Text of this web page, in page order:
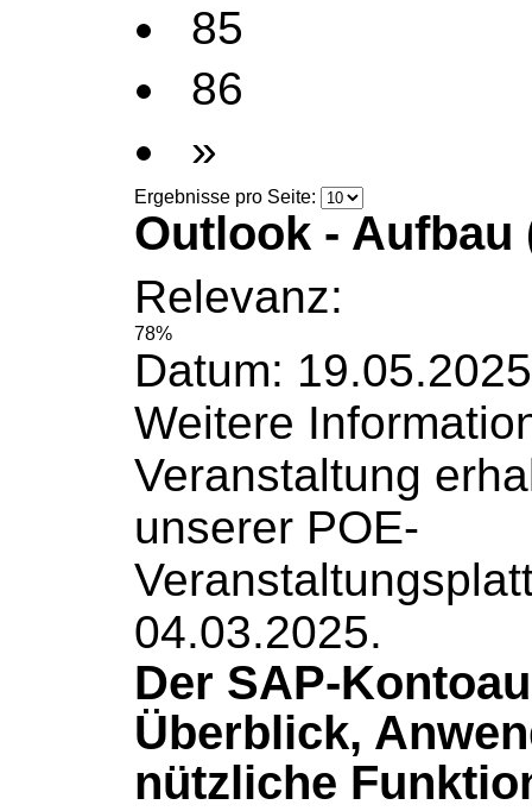
85
86
»
Ergebnisse pro Seite:
Outlook - Aufbau
Relevanz:
78%
Datum:
Weitere
Veranstaltung
unserer POE-
04.03.2025.
Der SAP-
Überblick,
nützliche